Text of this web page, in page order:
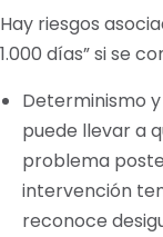
Hay riesgos
1.000 días” si se
Determinismo
puede llevar a
problema
intervención
reconoce